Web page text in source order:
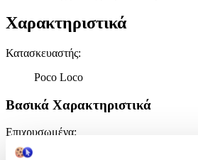
Χαρακτηριστικά
Κατασκευαστής:
Poco Loco
Βασικά Χαρακτηριστικά
Επιχρυσωμένα: